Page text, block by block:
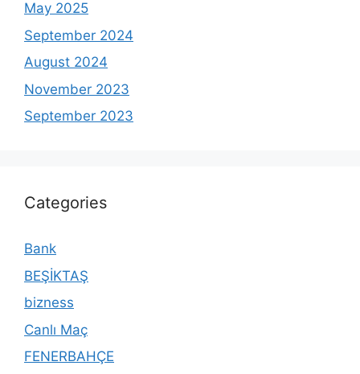
May 2025
September 2024
August 2024
November 2023
September 2023
Categories
Bank
BEŞİKTAŞ
bizness
Canlı Maç
FENERBAHÇE